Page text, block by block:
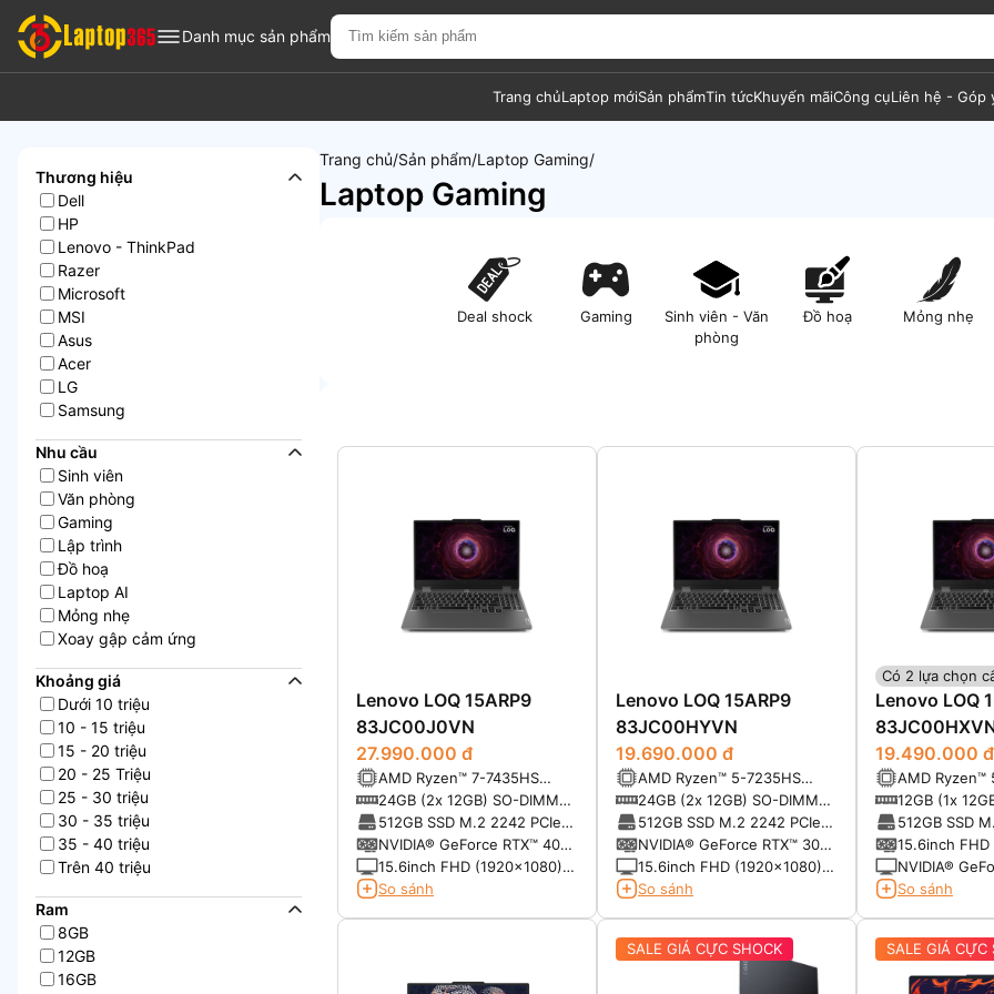
Danh mục sản phẩm
Trang chủLaptop mớiSản phẩmTin tứcKhuyến mãiCông cụLiên hệ - Góp
Thương hiệu
Dell
HP
Lenovo - ThinkPad
Razer
Microsoft
MSI
Asus
Acer
LG
Samsung
Nhu cầu
Sinh viên
Văn phòng
Gaming
Lập trình
Đồ hoạ
Laptop AI
Mỏng nhẹ
Xoay gập cảm ứng
Khoảng giá
Dưới 10 triệu
10 - 15 triệu
15 - 20 triệu
20 - 25 Triệu
25 - 30 triệu
30 - 35 triệu
35 - 40 triệu
Trên 40 triệu
Ram
8GB
12GB
16GB
Trang chủ Sản phẩm Laptop Gaming
Laptop Gaming
Deal shock Gaming
Sinh viên - Văn
phòng
Đồ hoạ Mỏng nhẹ
Lenovo LOQ 15ARP9
83JC00J0VN
27.990.000 đ
AMD Ryzen™ 7-7435HS
(3.10GHz up to 4.50GHz,
16MB Cache)
24GB (2x 12GB) SO-DIMM
DDR5-4800MHz (2 slots, up
to 32GB)
512GB SSD M.2 2242 PCIe®
4.0x4 NVMe®
NVIDIA® GeForce RTX™ 4050
6GB GDDR6
15.6inch FHD (1920x1080)
IPS, 300nits, Anti-glare,
So sánh
Lenovo LOQ 15ARP9
83JC00HYVN
19.690.000 đ
AMD Ryzen™ 5-7235HS
(3.20GHz up to 4.20GHz,
8MB Cache)
24GB (2x 12GB) SO-DIMM
DDR5-4800MHz (2 slots, up
to 32GB)
512GB SSD M.2 2242 PCIe®
4.0x4 NVMe®
NVIDIA® GeForce RTX™ 3050
6GB GDDR6
15.6inch FHD (1920x1080)
IPS, 300nits, Anti-glare,
So sánh
Có 2 lựa chọn
Lenovo LOQ
19.490.000 đ
AMD Ryzen™
(3.20GHz up
8MB Cache)
12GB (1x
DDR5-
to 32GB)
512GB SSD
4.0x4
15.6inch
IPS, 300nits,
100% sRGB,
NVIDIA®
6GB GDDR6
So sánh
SALE GIÁ CỰC SHOCK SALE GIÁ CỰC